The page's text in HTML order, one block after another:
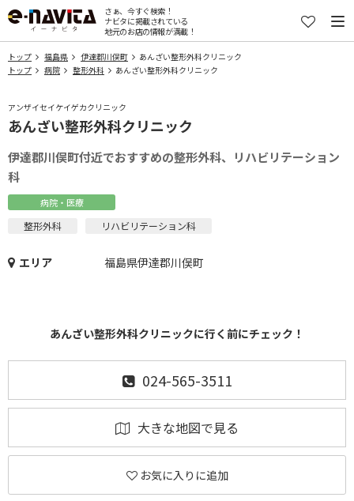
さぁ、今すぐ検索！
ナビタに掲載されている
地元のお店の情報が満載！
トップ 福島県 伊達郡川俣町
あんざい整形外科クリニック
トップ
病院 整形外科 あんざい整形外科クリニック
アンザイセイケイゲカクリニック
あんざい整形外科クリニック
伊達郡川俣町付近でおすすめの整形外科、リハビリテーション
科
病院・医療
整形外科 リハビリテーション科
エリア 福島県伊達郡川俣町
あんざい整形外科クリニックに行く前にチェック！
024-565-3511
大きな地図で見る
お気に入りに追加